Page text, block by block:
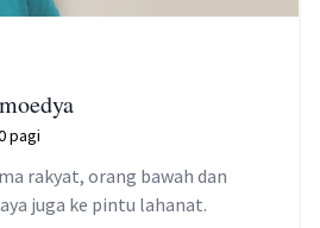
pagi
rakyat, orang bawah dan
juga ke pintu lahanat.